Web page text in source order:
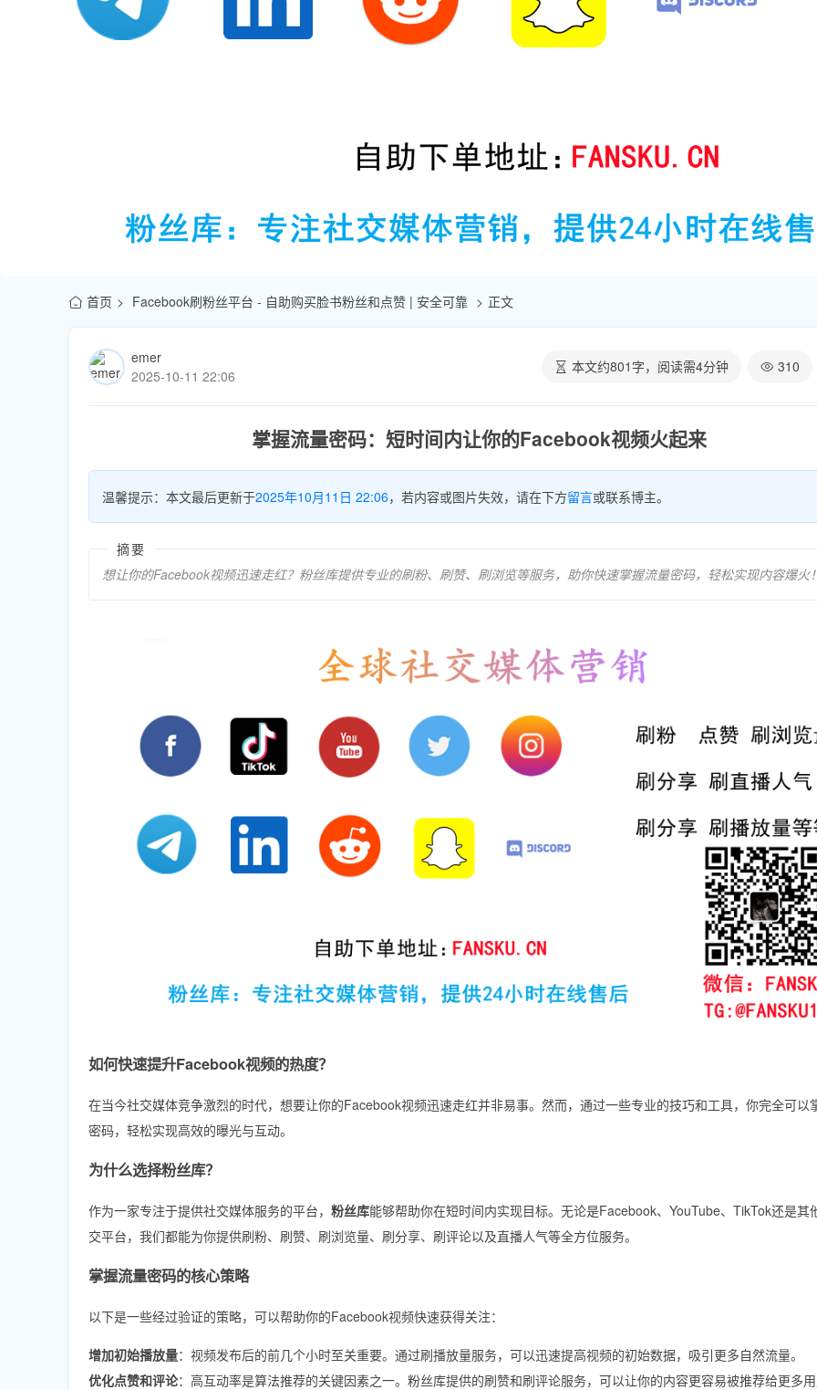
首页 Facebook刷粉丝平台 - 自助购买脸书粉丝和点赞 | 安全可靠 正文
emer
2025-10-11 22:06
本文约801 字，阅读需4分钟 310
掌握流量密码：短时间内让你的Facebook视频火起来
温馨提示：本文最后更新于2025年10月11日 22:06，若内容或图片失效，请在下方留言或联系博主。
摘要
想让你的Facebook视频迅速走红？粉丝库提供专业的刷粉、刷赞、刷浏览等服务，助你快速掌握流量密码，轻松实现内容爆火
如何快速提升Facebook视频的热度？
在当今社交媒体竞争激烈的时代，想要让你的Facebook视频迅速走红并非易事。然而，通过一些专业的技巧和工具，你完全可以
密码，轻松实现高效的曝光与互动。
为什么选择粉丝库？
作为一家专注于提供社交媒体服务的平台， 粉丝库能够帮助你在短时间内实现目标。无论是Facebook、YouTube、TikTok还是其
交平台，我们都能为你提供刷粉、刷赞、刷浏览量、刷分享、刷评论以及直播人气等全方位服务。
掌握流量密码的核心策略
以下是一些经过验证的策略，可以帮助你的Facebook视频快速获得关注：
增加初始播放量：视频发布后的前几个小时至关重要。通过刷播放量服务，可以迅速提高视频的初始数据，吸引更多自然流量。
优化点赞和评论：高互动率是算法推荐的关键因素之一。粉丝库提供的刷赞和刷评论服务，可以让你的内容更容易被推荐给更多